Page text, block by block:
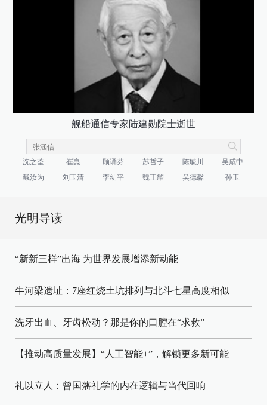
舰船通信专家陆建勋院士逝世
沈之荃 崔崑 顾诵芬 苏哲子 陈毓川
吴咸中
戴汝为
刘玉清 李幼平 魏正耀 吴德馨 孙玉
光明导读
“新新三样”出海 为世界发展增添新动能
牛河梁遗址：7座红烧土坑排列与北斗七星高度相似
洗牙出血、牙齿松动？那是你的口腔在“求救”
【推动高质量发展】“人工智能+”，解锁更多新可能
礼以立人：曾国藩礼学的内在逻辑与当代回响